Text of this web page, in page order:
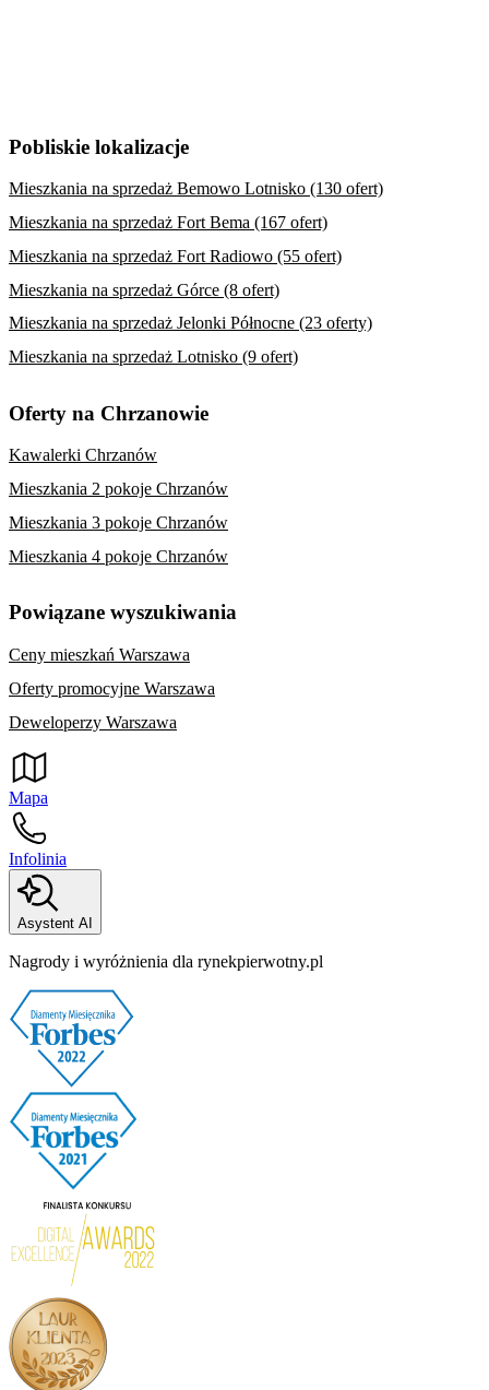
Pobliskie lokalizacje
Mieszkania na sprzedaż Bemowo Lotnisko (130 ofert)
Mieszkania na sprzedaż Fort Bema (167 ofert)
Mieszkania na sprzedaż Fort Radiowo (55 ofert)
Mieszkania na sprzedaż Górce (8 ofert)
Mieszkania na sprzedaż Jelonki Północne (23 oferty)
Mieszkania na sprzedaż Lotnisko (9 ofert)
Oferty na Chrzanowie
Kawalerki Chrzanów
Mieszkania 2 pokoje Chrzanów
Mieszkania 3 pokoje Chrzanów
Mieszkania 4 pokoje Chrzanów
Powiązane wyszukiwania
Ceny mieszkań Warszawa
Oferty promocyjne Warszawa
Deweloperzy Warszawa
Mapa
Infolinia
Asystent AI
Nagrody i wyróżnienia dla rynekpierwotny.pl